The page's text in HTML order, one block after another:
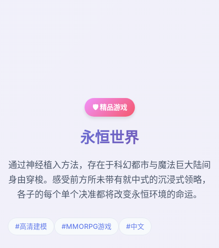
🛡️ 精品游戏
永恒世界
通过神经植入方法，存在于科幻都市与魔法巨大陆间
身由穿梭。感受前方所未带有就中式的沉浸式领略，
各子的每个单个决准都将改变永恒环境的命运。
#高清建模 #MMORPG游戏 #中文